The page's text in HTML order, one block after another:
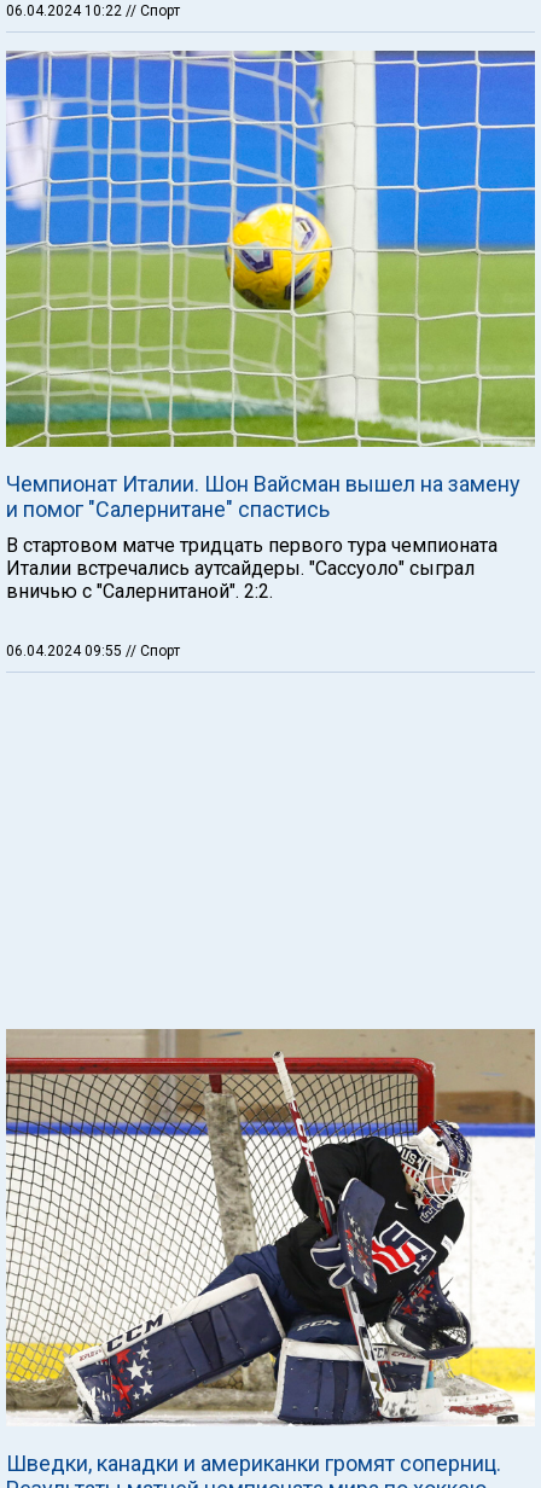
06.04.2024 10:22 // Спорт
Чемпионат Италии. Шон Вайсман вышел на замену
и помог "Салернитане" спастись
В стартовом матче тридцать первого тура чемпионата
Италии встречались аутсайдеры. "Сассуоло" сыграл
вничью с "Салернитаной". 2:2.
06.04.2024 09:55 // Спорт
Шведки, канадки и американки громят соперниц.